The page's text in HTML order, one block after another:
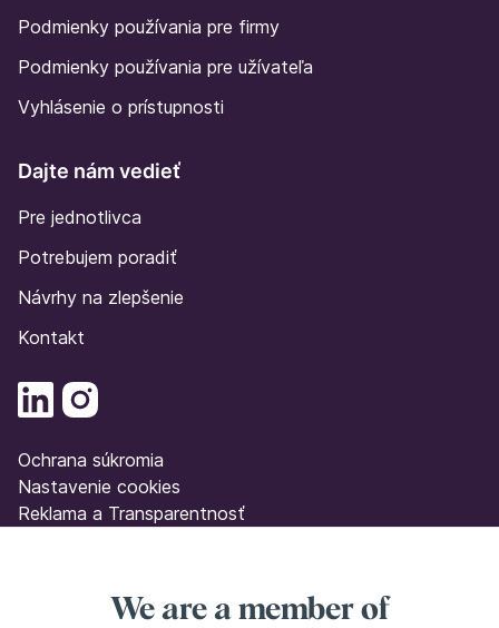
Podmienky používania pre firmy
Podmienky používania pre užívateľa
Vyhlásenie o prístupnosti
Dajte nám vedieť
Pre jednotlivca
Potrebujem poradiť
Návrhy na zlepšenie
Kontakt
Ochrana súkromia
Nastavenie cookies
Reklama a Transparentnosť
We are a member of